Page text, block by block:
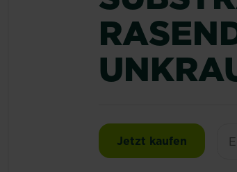
Jetzt kaufen